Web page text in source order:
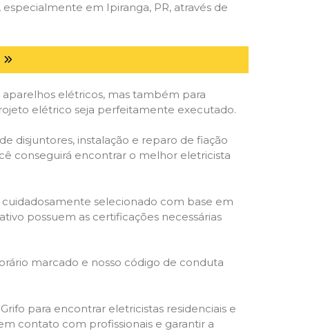
em Ipiranga, PR, através de
elétricos, mas também para
elétrico seja perfeitamente executado.
disjuntores, instalação e reparo de fiação
conseguirá encontrar o melhor eletricista
cuidadosamente selecionado com base em
possuem as certificações necessárias
marcado e nosso código de conduta
para encontrar eletricistas residenciais e
contato com profissionais e garantir a